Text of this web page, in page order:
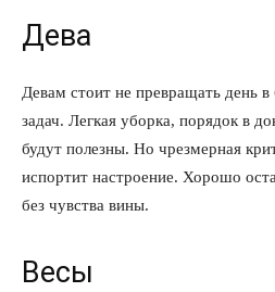
Дева
Девам стоит не превращать день в
задач. Легкая уборка, порядок в
будут полезны. Но чрезмерная
испортит настроение. Хорошо
без чувства вины.
Весы